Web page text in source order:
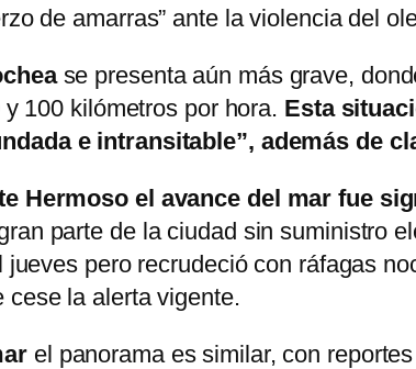
de amarras” ante la violencia del
se presenta aún más grave,
100 kilómetros por hora. Esta
e intransitable”, además de
Hermoso el avance del mar fue
parte de la ciudad sin suministro
pero recrudeció con ráfagas
cese la alerta vigente.
el panorama es similar, con